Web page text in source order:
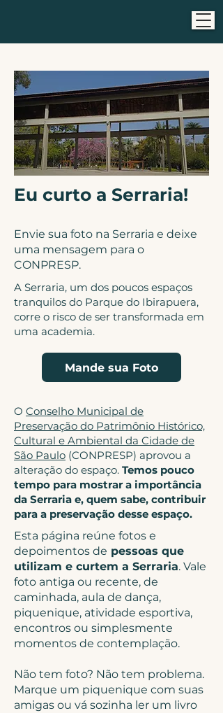
Eu curto a Serraria!
Envie sua foto na Serraria e deixe
uma mensagem para o
CONPRESP.
A Serraria, um dos poucos espaços
tranquilos do Parque do Ibirapuera,
corre o risco de ser transformada em
uma academia.
Mande sua Foto
O Conselho Municipal de
Preservação do Patrimônio Histórico,
Cultural e Ambiental da Cidade de
São Paulo (CONPRESP) aprovou a
alteração do espaço. Temos pouco
tempo para mostrar a importância
da Serraria e, quem sabe, contribuir
para a preservação desse espaço.
Esta página reúne fotos e
depoimentos de pessoas que
utilizam e curtem a Serraria. Vale
foto antiga ou recente, de
caminhada, aula de dança,
piquenique, atividade esportiva,
encontros ou simplesmente
momentos de contemplação.
Não tem foto? Não tem problema.
Marque um piquenique com suas
amigas ou vá sozinha ler um livro